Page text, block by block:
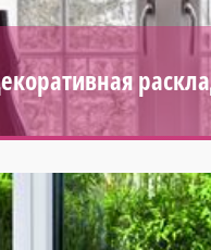
и шпросы дают окнам